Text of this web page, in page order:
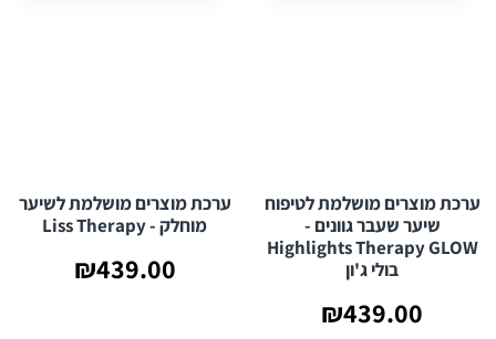
ערכת מוצרים מושלמת לטיפוח
שיער שעבר גוונים -
Highlights Therapy GLOW
בולי ג'ון
₪439.00
ערכת מוצרים מושלמת לשיער
מוחלק - Liss Therapy
₪439.00